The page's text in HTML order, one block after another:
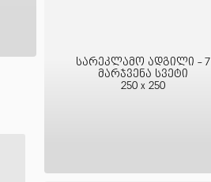
სარეკლამო ადგილი - 7
მარჯვენა სვეტი
250 x 250